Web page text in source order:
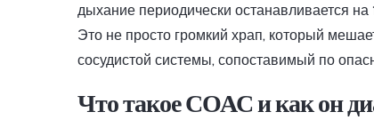
дыхание периодически останавливается
Это не просто громкий храп, который
сосудистой системы, сопоставимый по
Что такое СОАС и как он